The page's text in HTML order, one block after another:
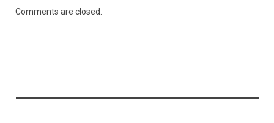
Comments are closed.